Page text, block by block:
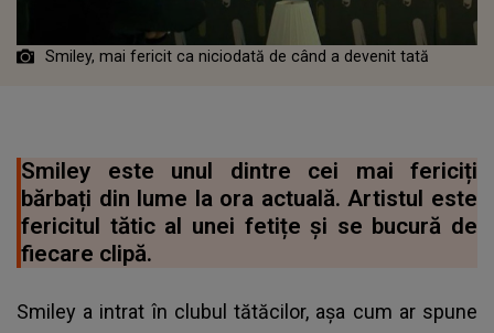
Smiley, mai fericit ca niciodată de când a devenit tată
Smiley este unul dintre cei mai fericiți
bărbați din lume la ora actuală. Artistul este
fericitul tătic al unei fetițe și se bucură de
fiecare clipă.
Smiley a intrat în clubul tătăcilor, așa cum ar spune